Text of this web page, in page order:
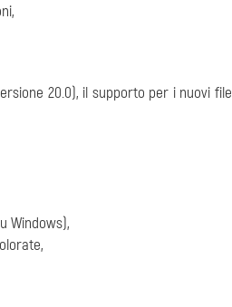
20.0), il supporto per i nuovi file
Windows),